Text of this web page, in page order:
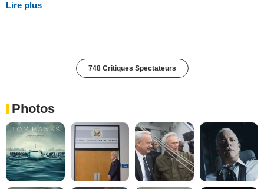
Lire plus
748 Critiques Spectateurs
Photos